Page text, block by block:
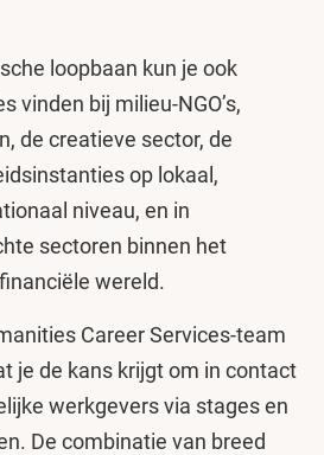
loopbaan kun je ook
vinden bij milieu-NGO’s,
de creatieve sector, de
op lokaal,
niveau, en in
sectoren binnen het
wereld.
Career Services-team
je de kans krijgt om in contact
werkgevers via stages en
De combinatie van breed